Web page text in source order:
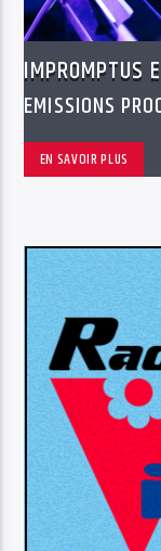
IMPROMPTUS
EMISSIONS
ENVIES
EN SAVOIR PLUS